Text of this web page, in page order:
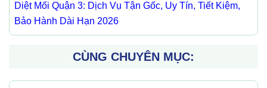
Diệt Mối Quận 3: Dịch Vụ Tận Gốc, Uy Tín, Tiết Kiệm,
Bảo Hành Dài Hạn 2026
CÙNG CHUYÊN MỤC: